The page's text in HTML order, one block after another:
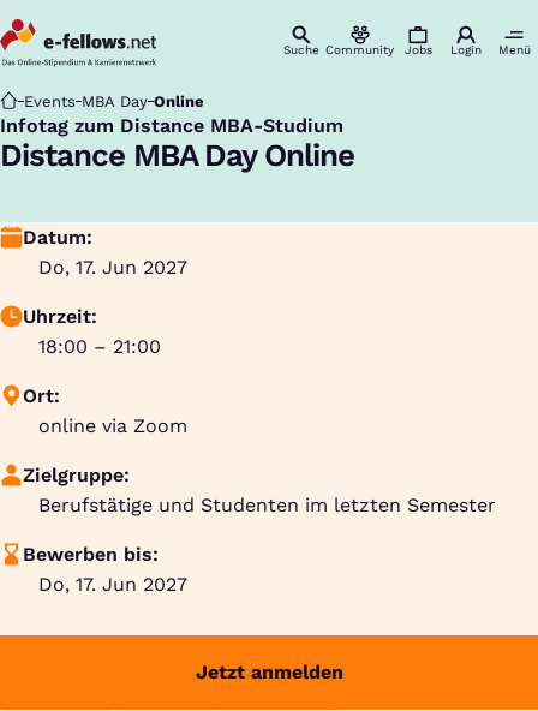
Suche Community Jobs Login Menü
Startseite
Events MBA Day Online
Infotag zum Distance MBA-Studium
:
Distance MBA Day Online
Datum:
Do, 17. Jun 2027
Uhrzeit:
18:00 – 21:00
Ort:
online via Zoom
Zielgruppe:
Berufstätige und Studenten im letzten Semester
Bewerben bis:
Do, 17. Jun 2027
Jetzt anmelden